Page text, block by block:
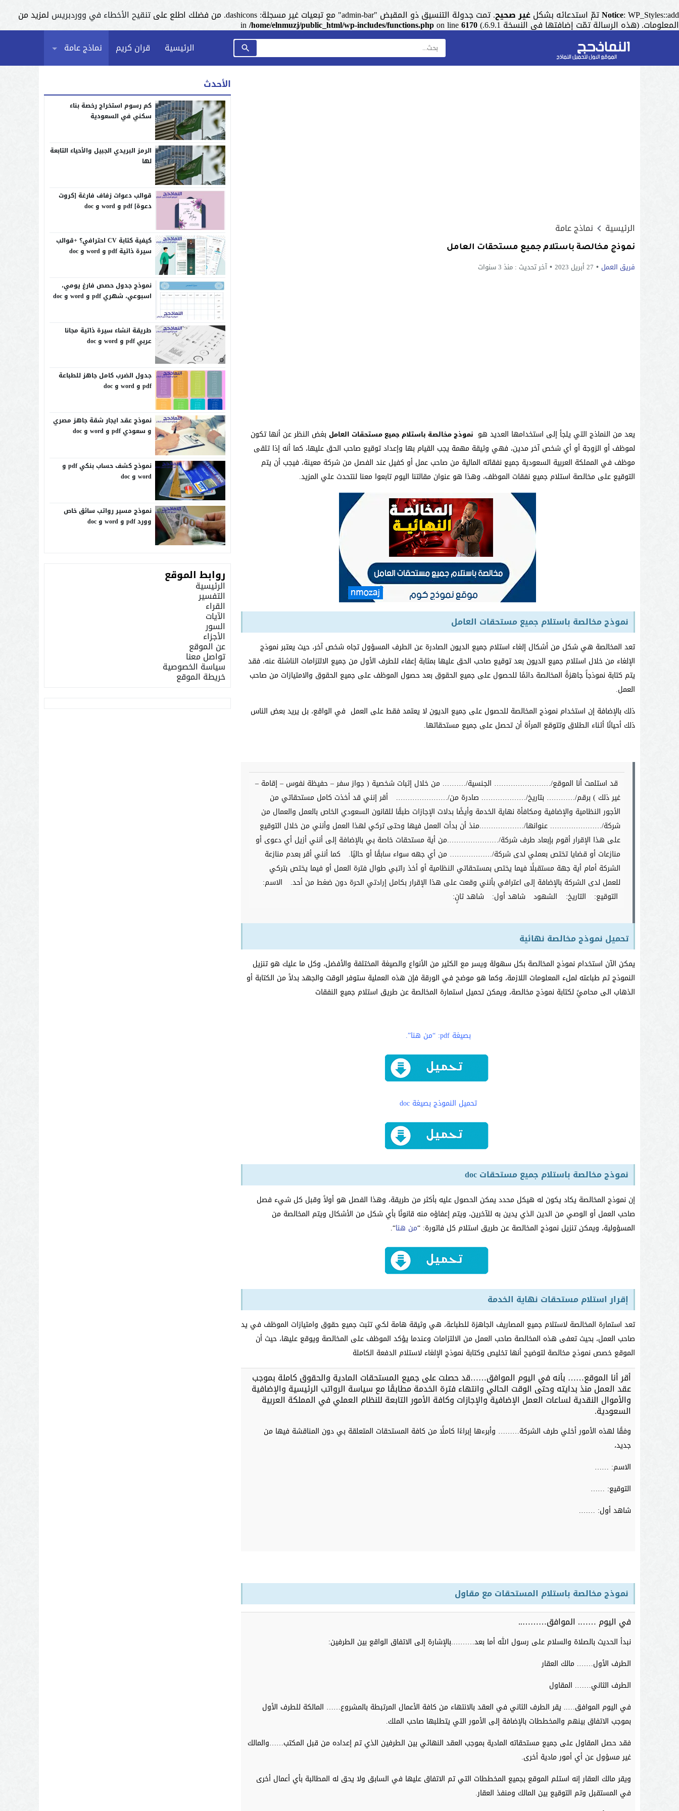
Notice: WP_Styles::add تمّ استدعائه بشكل غير صحيح. تمت جدولة التنسيق ذو المقبض "admin-bar" مع تبعيات غير مسجلة: dashicons. من فضلك اطلع على تنقيح الأخطاء في ووردبريس لمزيد من
المعلومات. (هذه الرسالة تمّت إضافتها في النسخة 6.9.1.) in /home/elnmuzj/public_html/wp-includes/functions.phpon line6170
الرئيسية
قران كريم نماذج عامة
الرئيسية نماذج عامة
نموذج مخالصة باستلام جميع مستحقات العامل
فريق العمل 27 أبريل 2023 آخر تحديث : منذ 3 سنوات
يعد من النماذج التي يلجأ إلى استخدامها العديد هو نموذج مخالصة باستلام جميع مستحقات العامل بغض النظر عن أنها تكون
لموظف أو الزوجة أو أي شخص آخر مدين، فهي وثيقة مهمة يجب القيام بها وإعداد توقيع صاحب الحق عليها، كما أنه إذا تلقى
موظف في المملكة العربية السعودية جميع نفقاته المالية من صاحب عمل أو كفيل عند الفصل من شركة معينة، فيجب أن يتم
التوقيع على مخالصة استلام جميع نفقات الموظف، وهذا هو عنوان مقالتنا اليوم تابعوا معنا لنتحدث علي المزيد.
نموذج مخالصة باستلام جميع مستحقات العامل
تعد المخالصة هي شكل من أشكال إلغاء استلام جميع الديون الصادرة عن الطرف المسؤول تجاه شخص آخر، حيث يعتبر نموذج
الإلغاء من خلال استلام جميع الديون بعد توقيع صاحب الحق عليها بمثابة إعفاء للطرف الأول من جميع الالتزامات الناشئة عنه، فقد
يتم كتابة نموذجاً جاهزةً المخالصة دائمًا للحصول على جميع الحقوق بعد حصول الموظف على جميع الحقوق والامتيازات من صاحب
العمل.
ذلك بالإضافة إن استخدام نموذج المخالصة للحصول على جميع الديون لا يعتمد فقط على العمل في الواقع، بل يريد بعض الناس
ذلك أحيانًا أثناء الطلاق وتتوقع المرأة أن تحصل على جميع مستحقاتها.
قد استلمت أنا الموقع/…………………… الجنسية/………. من خلال إثبات شخصية ( جواز سفر – حفيظة نفوس – إقامة –
غير ذلك ) برقم/………… بتاريخ/………………. صادرة من/………………….
أقر إنني قد أخذت كامل مستحقاتي من
الأجور النظامية والإضافية ومكافأة نهاية الخدمة وأيضًا بدلات الإجازات طبقًا للقانون السعودي الخاص بالعمل والعمال من
شركة/…………………. عنوانها/……………….منذ أن بدأت العمل فيها وحتى تركي لهذا العمل وأنني من خلال التوقيع
على هذا الإقرار أقوم بإبعاد طرف شركة/………………….من أية مستحقات خاصة بي بالإضافة إلى أنني أزيل أي دعوى أو
منازعات أو قضايا تختص بعملي لدى شركة/……………… من أي جهه سواء سابقًا أو حاليًا.
كما أنني أقر بعدم منازعة
الشركة أمام أية جهة مستقبلًا فيما يختص بمستحقاتي النظامية أو أخذ راتبي طوال فترة العمل أو فيما يختص بتركي
للعمل لدى الشركة بالإضافة إلى اعترافي بأنني وقعت على هذا الإقرار بكامل إرادتي الحرة دون ضغط من أحد.
الاسم:
التوقيع:
التاريخ: الشهود شاهد أول: شاهد ثانٍ:
تحميل نموذج مخالصة نهائية
يمكن الآن استخدام نموذج المخالصة بكل سهولة ويسر مع الكثير من الأنواع والصيغة المختلفة والأفضل، وكل ما عليك هو تنزيل
النموذج ثم طباعته لملء المعلومات اللازمة، وكما هو موضح في الورقة فإن هذه العملية ستوفر الوقت والجهد بدلاً من الكتابة أو
الذهاب الى محاميً لكتابة نموذج مخالصة، ويمكن تحميل استمارة المخالصة عن طريق استلام جميع النفقات
بصيغة pdf: “من هنا”.
تحميل النموذج بصيغة doc
نموذج مخالصة باستلام جميع مستحقات doc
إن نموذج المخالصة يكاد يكون له هيكل محدد يمكن الحصول عليه بأكثر من طريقة، وهذا الفصل هو أولاً وقبل كل شيء فصل
صاحب العمل أو الوصي من الدين الذي يدين به للآخرين، ويتم إعفاؤه منه قانونًا بأي شكل من الأشكال ويتم المخالصة من
المسؤولية، ويمكن تنزيل نموذج المخالصة عن طريق استلام كل فاتورة: “من هنا“.
إقرار استلام مستحقات نهاية الخدمة
تعد استمارة المخالصة لاستلام جميع المصاريف الجاهزة للطباعة، هي وثيقة هامة لكي تثبت جميع حقوق وامتيازات الموظف في يد
صاحب العمل، بحيث تعفى هذه المخالصة صاحب العمل من الالتزامات وعندما يؤكد الموظف على المخالصة ويوقع عليها، حيث أن
الموقع خصص نموذج مخالصة لتوضيح أنها تخليص وكتابة نموذج الإلغاء لاستلام الدفعة الكاملة
أقر أنا الموقع…… بأنه في اليوم الموافق……قد حصلت على جميع المستحقات المادية والحقوق كاملة بموجب
عقد العمل منذ بدايته وحتى الوقت الحالي وانتهاء فترة الخدمة مطابقًا مع سياسة الرواتب الرئيسية والإضافية
والأموال النقدية لساعات العمل الإضافية والإجازات وكافة الأمور التابعة للنظام العملي في المملكة العربية
السعودية.
وفقًا لهذه الأمور أخلي طرف الشركة……… وأبرءها إبراءًا كاملًا من كافة المستحقات المتعلقة بي دون المناقشة فيها من
جديد،
الاسم: ……
التوقيع: ……
شاهد أول: …….
نموذج مخالصة باستلام المستحقات مع مقاول
في اليوم ……. الموافق………..
نبدأ الحديث بالصلاة والسلام على رسول الله أما بعد……….بالإشارة إلى الاتفاق الواقع بين الطرفين:
الطرف الأول……. مالك العقار
الطرف الثاني……. المقاول
في اليوم الموافق….. يقر الطرف الثاني في العقد بالانتهاء من كافة الأعمال المرتبطة بالمشروع…… المالكة للطرف الأول
بموجب الاتفاق بينهم والمخططات بالإضافة إلى الأمور التي يتطلبها صاحب الملك.
فقد حصل المقاول على جميع مستحقاته المادية بموجب العقد النهائي بين الطرفين الذي تم إعداده من قبل المكتب……والمالك
غير مسؤول عن أي أمور مادية أخرى.
ويقر مالك العقار إنه استلم الموقع بجميع المخططات التي تم الاتفاق عليها في السابق ولا يحق له المطالبة بأي أعمال أخرى
في المستقبل وتم التوقيع بين المالك ومنفذ العقار.
الأحدث
كم رسوم استخراج رخصة بناء
سكني في السعودية
الرمز البريدي الجبيل والأحياء التابعة
لها
قوالب دعوات زفاف فارغة [كروت
دعوة] pdf و word و doc
كيفية كتابة CV احترافي؟ +قوالب
سيرة ذاتية pdf و word و doc
نموذج جدول حصص فارغ يومي،
اسبوعي، شهري pdf و word و doc
طريقة انشاء سيرة ذاتية مجانا
عربي pdf و word و doc
جدول الضرب كامل جاهز للطباعة
pdf و word و doc
نموذج عقد ايجار شقة جاهز مصري
و سعودي pdf و word و doc
نموذج كشف حساب بنكي pdf و
word و doc
نموذج مسير رواتب سائق خاص
وورد pdf و word و doc
روابط الموقع
الرئيسية
التفسير
القراء
الآيات
السور
الأجزاء
عن الموقع
تواصل معنا
سياسة الخصوصية
خريطة الموقع